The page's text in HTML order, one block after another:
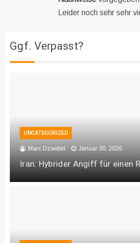
Leider noch sehr sehr
Ggf. Verpasst?
UNCATEGORIZED
Marc Dzaebel Januar 30, 2026
Iran: Hybrider Angiff für einen